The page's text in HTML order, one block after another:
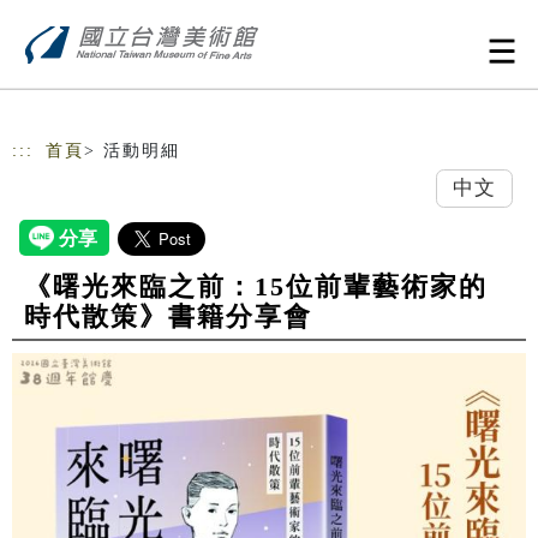
::: 首頁 > 活動明細
中文
《曙光來臨之前：15位前輩藝術家的
時代散策》書籍分享會